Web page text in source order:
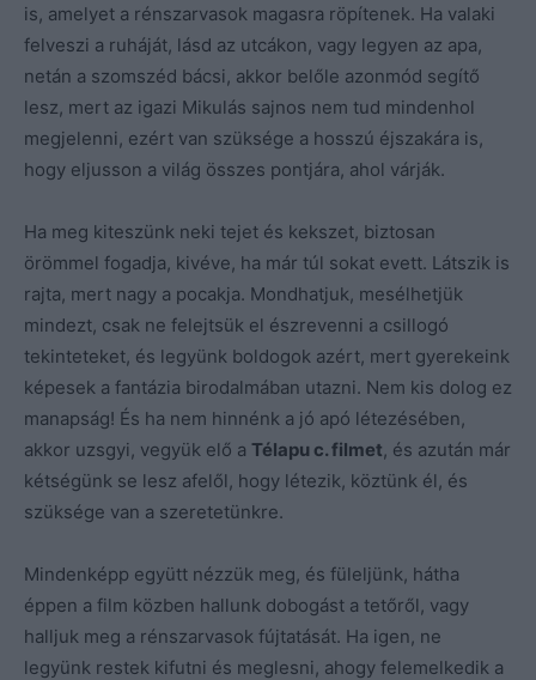
is, amelyet a rénszarvasok magasra röpítenek. Ha valaki
felveszi a ruháját, lásd az utcákon, vagy legyen az apa,
netán a szomszéd bácsi, akkor belőle azonmód segítő
lesz, mert az igazi Mikulás sajnos nem tud mindenhol
megjelenni, ezért van szüksége a hosszú éjszakára is,
hogy eljusson a világ összes pontjára, ahol várják.
Ha meg kiteszünk neki tejet és kekszet, biztosan
örömmel fogadja, kivéve, ha már túl sokat evett. Látszik is
rajta, mert nagy a pocakja. Mondhatjuk, mesélhetjük
mindezt, csak ne felejtsük el észrevenni a csillogó
tekinteteket, és legyünk boldogok azért, mert gyerekeink
képesek a fantázia birodalmában utazni. Nem kis dolog ez
manapság! És ha nem hinnénk a jó apó létezésében,
akkor uzsgyi, vegyük elő a Télapu c. filmet, és azután már
kétségünk se lesz afelől, hogy létezik, köztünk él, és
szüksége van a szeretetünkre.
Mindenképp együtt nézzük meg, és füleljünk, hátha
éppen a film közben hallunk dobogást a tetőről, vagy
halljuk meg a rénszarvasok fújtatását. Ha igen, ne
legyünk restek kifutni és meglesni, ahogy felemelkedik a